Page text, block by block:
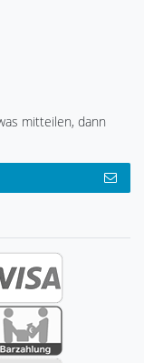
mitteilen, dann